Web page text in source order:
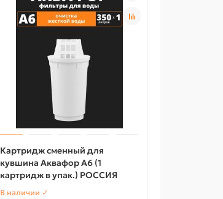
Картридж сменный для
кувшина Аквафор A6 (1
картридж в упак.) РОССИЯ
В наличии ✓